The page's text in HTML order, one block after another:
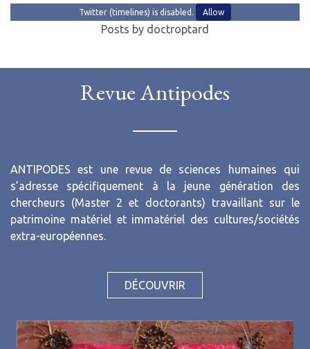
Twitter (timelines) is disabled. Allow
Posts by doctroptard
Revue Antipodes
ANTIPODES est une revue de sciences humaines qui
s’adresse spécifiquement à la jeune génération des
chercheurs (Master 2 et doctorants) travaillant sur le
patrimoine matériel et immatériel des cultures/sociétés
extra-européennes.
DÉCOUVRIR